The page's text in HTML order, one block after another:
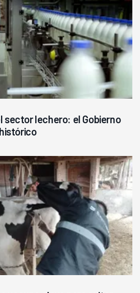
sector lechero: el Gobierno